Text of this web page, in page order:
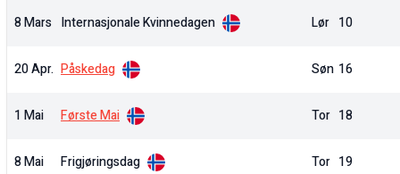
8 Mars Internasjonale Kvinnedagen Lør 10
20 Apr. Påskedag Søn 16
1 Mai Første Mai Tor 18
8 Mai Frigjøringsdag Tor 19